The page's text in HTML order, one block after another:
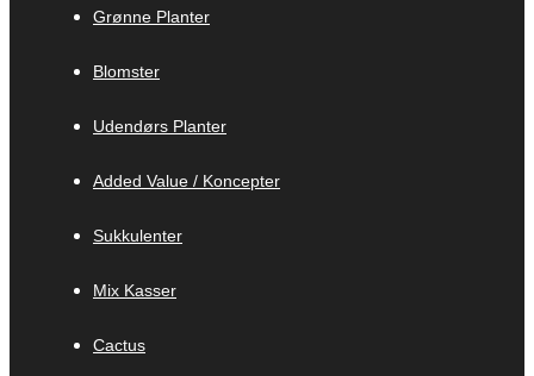
Grønne Planter
Blomster
Udendørs Planter
Added Value / Koncepter
Sukkulenter
Mix Kasser
Cactus